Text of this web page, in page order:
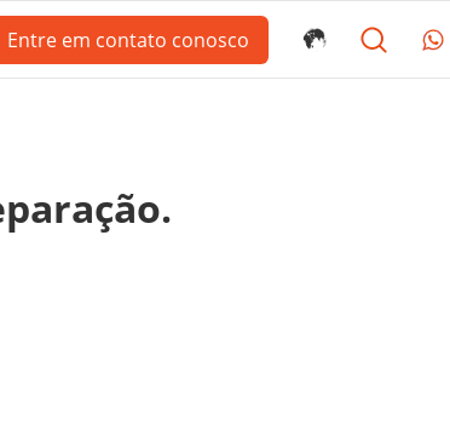
Entre em contato conosco